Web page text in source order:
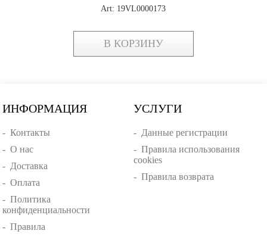
Art: 19VL0000173
В КОРЗИНУ
ИНФОРМАЦИЯ
-Контакты
-О нас
- Доставка
-Оплата
-Политика
конфиденциальности
-Правила
УСЛУГИ
- Данные регистрации
- Правила использования
cookies
- Правила возврата